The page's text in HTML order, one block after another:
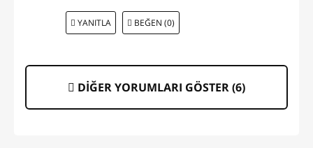
YANITLA BEĞEN (0)
DİĞER YORUMLARI GÖSTER (6)